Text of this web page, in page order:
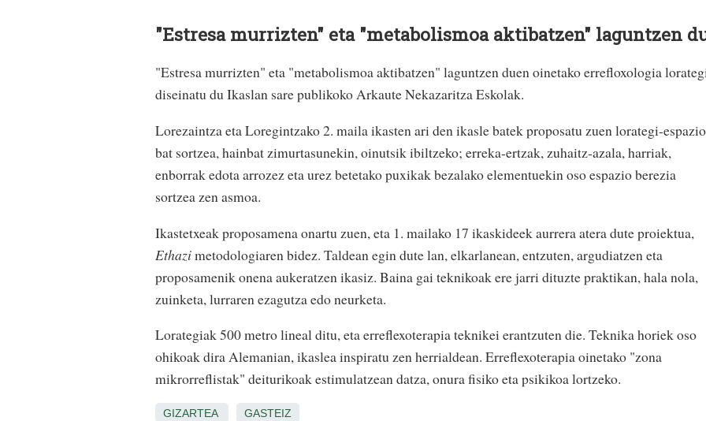
"Estresa murrizten" eta "metabolismoa aktibatzen" laguntzen
"Estresa murrizten" eta "metabolismoa aktibatzen" laguntzen duen oinetako errefloxologia
diseinatu du Ikaslan sare publikoko Arkaute Nekazaritza Eskolak.
Lorezaintza eta Loregintzako 2. maila ikasten ari den ikasle batek proposatu zuen lorategi-espazio
bat sortzea, hainbat zimurtasunekin, oinutsik ibiltzeko; erreka-ertzak, zuhaitz-azala, harriak,
enborrak edota arrozez eta urez betetako puxikak bezalako elementuekin oso espazio berezia
sortzea zen asmoa.
Ikastetxeak proposamena onartu zuen, eta 1. mailako 17 ikaskideek aurrera atera dute proiektua,
Ethazimetodologiaren bidez. Taldean egin dute lan, elkarlanean, entzuten, argudiatzen eta
proposamenik onena aukeratzen ikasiz. Baina gai teknikoak ere jarri dituzte praktikan, hala nola,
zuinketa, lurraren ezagutza edo neurketa.
Lorategiak 500 metro lineal ditu, eta erreflexoterapia teknikei erantzuten die. Teknika horiek oso
ohikoak dira Alemanian, ikaslea inspiratu zen herrialdean. Erreflexoterapia oinetako "zona
mikrorreflistak" deiturikoak estimulatzean datza, onura fisiko eta psikikoa lortzeko.
GIZARTEA GASTEIZ